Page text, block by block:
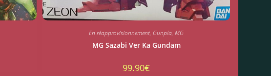
En réapprovisionnement, Gunpla,MG
MG Sazabi Ver Ka Gundam
99.90€